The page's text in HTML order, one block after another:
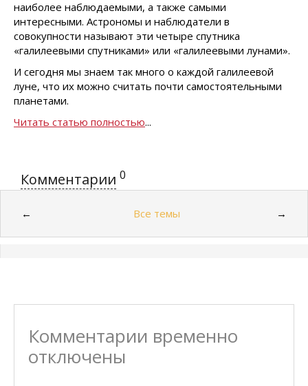
наиболее наблюдаемыми, а также самыми
интересными. Астрономы и наблюдатели в
совокупности называют эти четыре спутника
«галилеевыми спутниками» или «галилеевыми лунами».
И сегодня мы знаем так много о каждой галилеевой
луне, что их можно считать почти самостоятельными
планетами.
Читать статью полностью...
Комментарии 0
← Все темы →
Комментарии временно
отключены